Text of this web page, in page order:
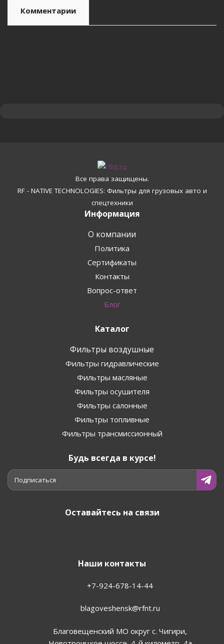
Комментарии
Все права защищены.
RF - NATIVE TECHNOLOGIES: Фильтры для грузовых авто и
спецтехники
Информация
О компании
Политика
Сертификаты
Контакты
Вопрос-ответ
Блог
Каталог
Фильтры воздушные
Фильтры гидравлические
Фильтры масляные
Фильтры осушителя
Фильтры салонные
Фильтры топливные
Фильтры трансмиссионный
Будь всегда в курсе!
Подписаться
Оставайтесь на связи
Наши контакты
+7-924-678-14-44‬
blagoveshensk@rfnt.ru
Благовещенский МО округ с. Чигири,